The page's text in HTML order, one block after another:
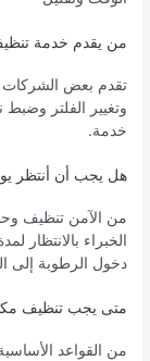
من يقدم خدمة
تقدم بعض الشركات
وتغيير الفلتر
خدمة.
هل يجب أن أنتظر
من الآمن تنظيف
الخبراء بالانتظار
دخول الرطوبة إلى
متى يجب تنظيف
من القواعد